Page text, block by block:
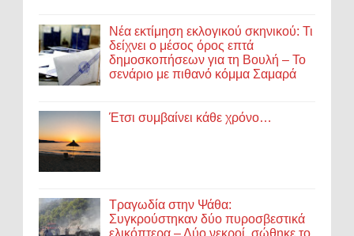
Νέα εκτίμηση εκλογικού σκηνικού: Τι
δείχνει ο μέσος όρος επτά
δημοσκοπήσεων για τη Βουλή – Το
σενάριο με πιθανό κόμμα Σαμαρά
Έτσι συμβαίνει κάθε χρόνο…
Τραγωδία στην Ψάθα:
Συγκρούστηκαν δύο πυροσβεστικά
ελικόπτερα – Δύο νεκροί, σώθηκε το